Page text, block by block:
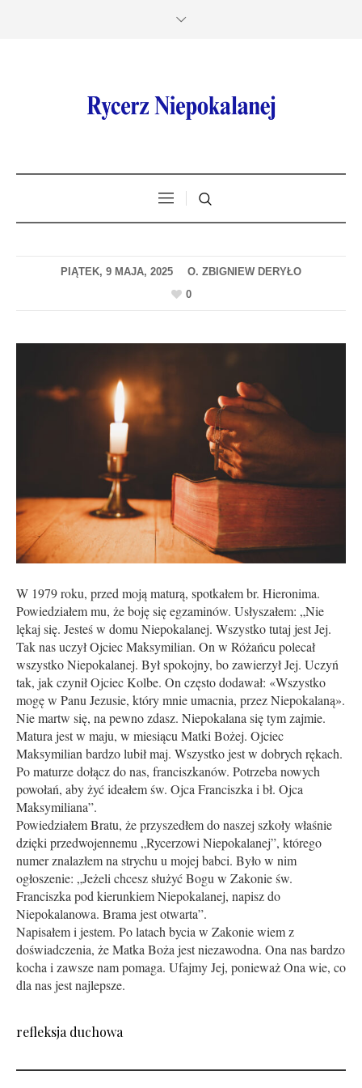
PIĄTEK, 9 MAJA, 2025
0
W 1979 roku, przed moją maturą, spotkałem br. Hieronima.
Powiedziałem mu, że boję się egzaminów. Usłyszałem: „Nie
lękaj się. Jesteś w domu Niepokalanej. Wszystko tutaj jest Jej.
Tak nas uczył Ojciec Maksymilian. On w Różańcu polecał
wszystko Niepokalanej. Był spokojny, bo zawierzył Jej. Uczyń
tak, jak czynił Ojciec Kolbe. On często dodawał: «Wszystko
mogę w Panu Jezusie, który mnie umacnia, przez Niepokalaną».
Nie martw się, na pewno zdasz. Niepokalana się tym zajmie.
Matura jest w maju, w miesiącu Matki Bożej. Ojciec
Maksymilian bardzo lubił maj. Wszystko jest w dobrych rękach.
Po maturze dołącz do nas, franciszkanów. Potrzeba nowych
powołań, aby żyć ideałem św. Ojca Franciszka i bł. Ojca
Maksymiliana”.
Powiedziałem Bratu, że przyszedłem do naszej szkoły właśnie
dzięki przedwojennemu „Rycerzowi Niepokalanej”, którego
numer znalazłem na strychu u mojej babci. Było w nim
ogłoszenie: „Jeżeli chcesz służyć Bogu w Zakonie św.
Franciszka pod kierunkiem Niepokalanej, napisz do
Niepokalanowa. Brama jest otwarta”.
Napisałem i jestem. Po latach bycia w Zakonie wiem z
doświadczenia, że Matka Boża jest niezawodna. Ona nas bardzo
kocha i zawsze nam pomaga. Ufajmy Jej, ponieważ Ona wie, co
dla nas jest najlepsze.
refleksja duchowa